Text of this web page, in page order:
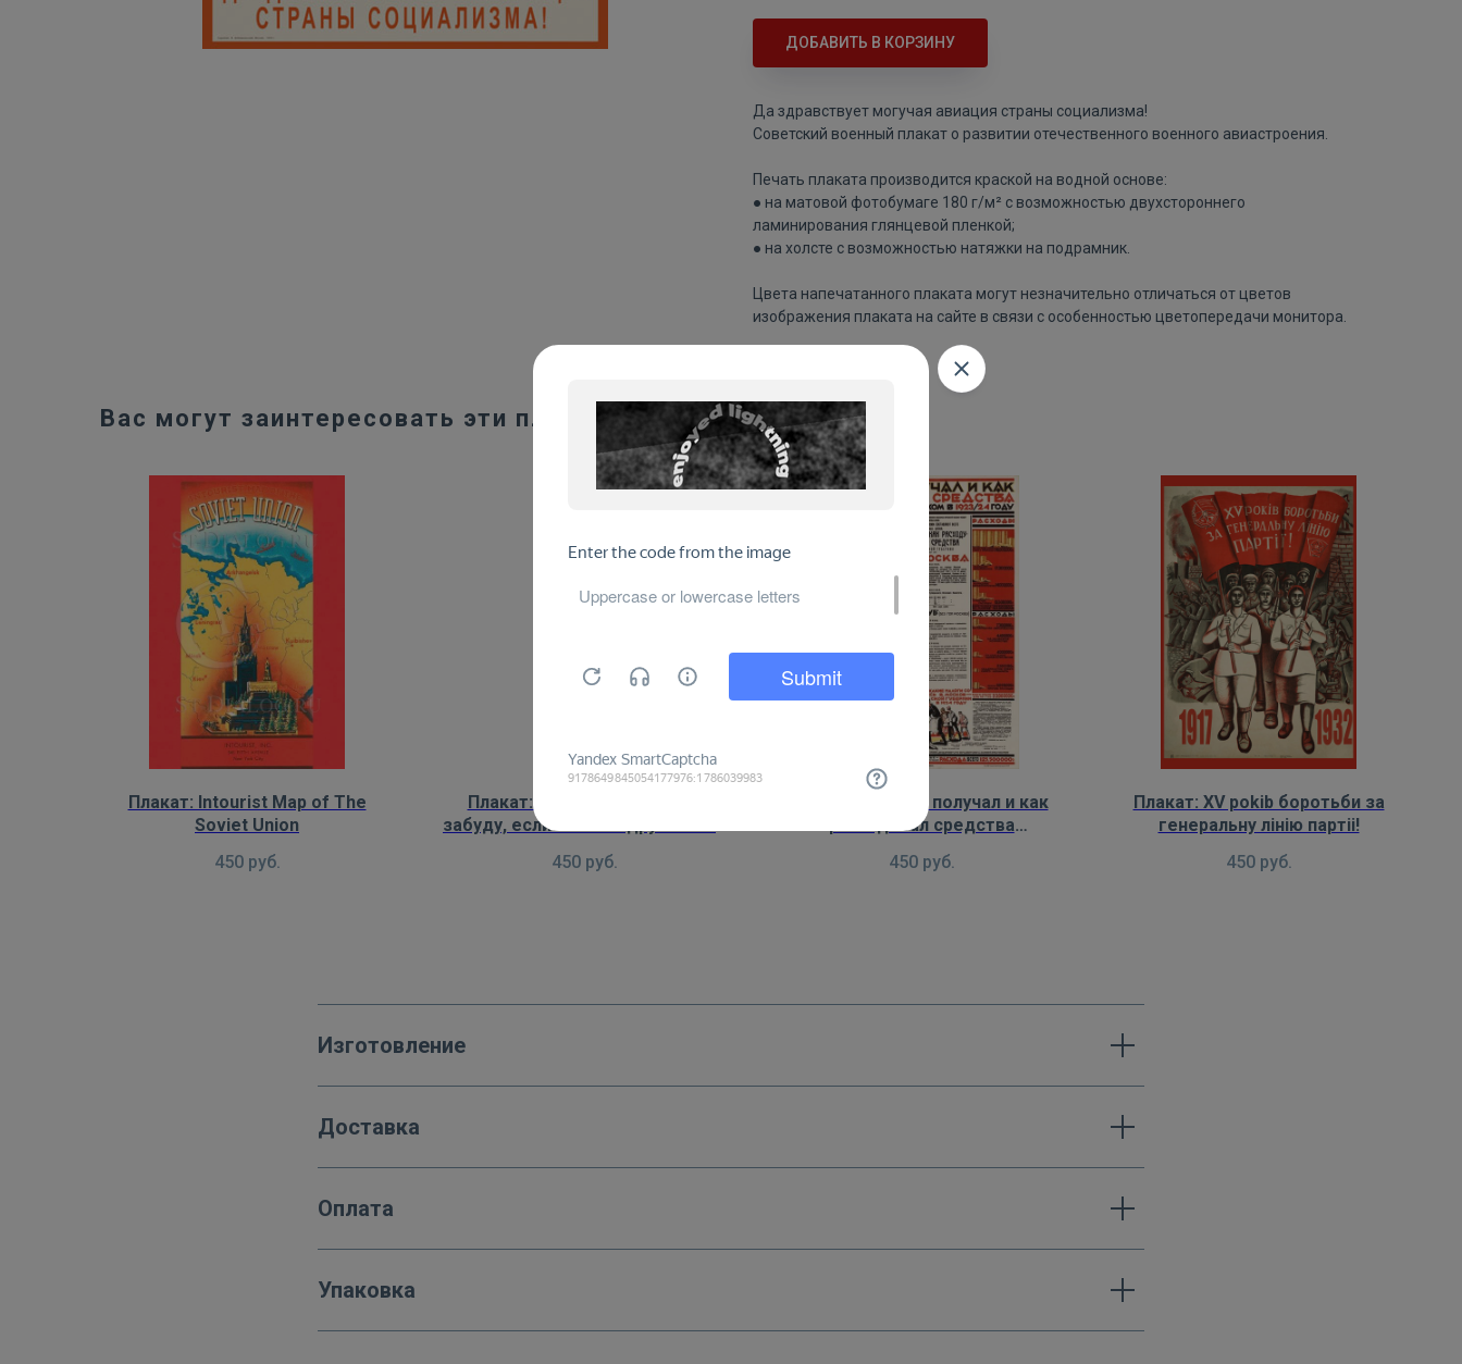
ДОБАВИТЬ В КОРЗИНУ
Да здравствует могучая авиация страны социализма!
Советский военный плакат о развитии отечественного военного авиастроения.
Печать плаката производится краской на водной основе:
● на матовой фотобумаге 180 г/м² с возможностью двухстороннего
ламинирования глянцевой пленкой;
● на холсте с возможностью натяжки на подрамник.
Цвета напечатанного плаката могут незначительно отличаться от цветов
изображения плаката на сайте в связи с особенностью цветопередачи монитора.
Вас могут заинтересовать эти плакаты:
Плакат: Intourist Map of The
Soviet Union
450 руб.
Плакат: Друга я никогда не
забуду, если с ним подружился в
450 руб.
Плакат: Откуда получал и как
расходовал средства
1923/24 годах
450 руб.
Плакат: XV pokib боротьби за
генеральну лiнiю партii!
450 руб.
Изготовление
Доставка
Оплата
Упаковка